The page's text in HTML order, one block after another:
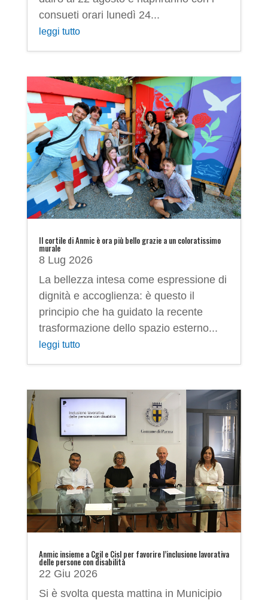
consueti orari lunedì 24...
leggi tutto
Il cortile di Anmic è ora più bello grazie a un coloratissimo
murale
8 Lug 2026
La bellezza intesa come espressione di
dignità e accoglienza: è questo il
principio che ha guidato la recente
trasformazione dello spazio esterno...
leggi tutto
Anmic insieme a Cgil e Cisl per favorire l’inclusione lavorativa
delle persone con disabilità
22 Giu 2026
Si è svolta questa mattina in Municipio